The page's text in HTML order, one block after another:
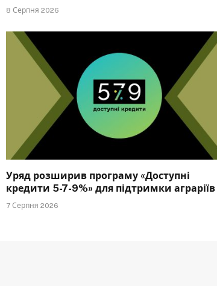
8 Серпня 2026
Уряд розширив програму «Доступні
кредити 5-7-9%» для підтримки аграріїв
7 Серпня 2026